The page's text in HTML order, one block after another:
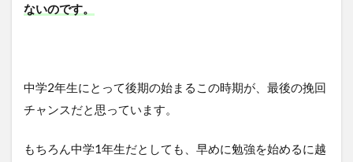
ないのです。
中学2年生にとって後期の始まるこの時期が、最後の挽回
チャンスだと思っています。
もちろん中学1年生だとしても、早めに勉強を始めるに越